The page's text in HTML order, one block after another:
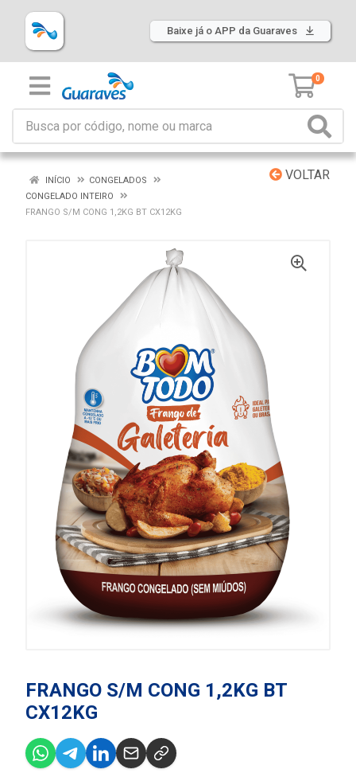
Baixe já o APP da Guaraves
0
VOLTAR
INÍCIO
CONGELADOS
CONGELADO INTEIRO
FRANGO S/M CONG 1,2KG BT CX12KG
FRANGO S/M CONG 1,2KG BT
CX12KG